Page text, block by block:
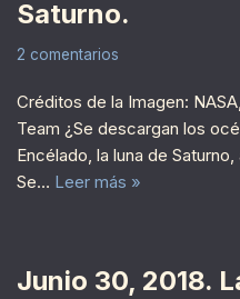
Saturno.
2 comentarios
Créditos de la Imagen:
Team ¿Se descargan los
Encélado, la luna de
Se… Leer más »
Junio 30, 2018.